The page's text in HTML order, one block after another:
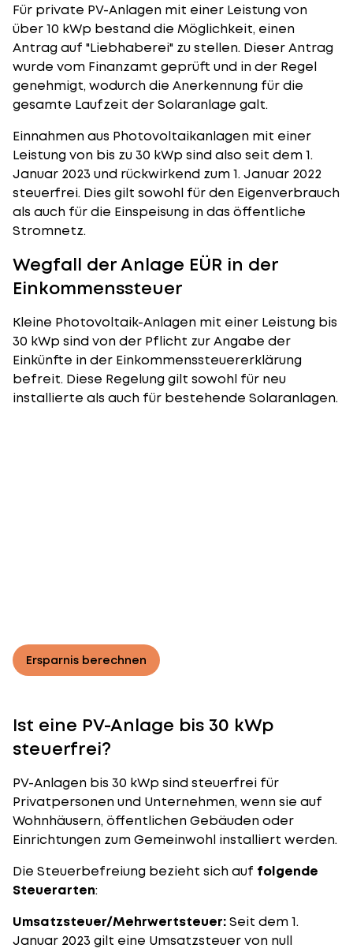
Für private PV-Anlagen mit einer Leistung von
über 10 kWp bestand die Möglichkeit, einen
Antrag auf "Liebhaberei" zu stellen. Dieser Antrag
wurde vom Finanzamt geprüft und in der Regel
genehmigt, wodurch die Anerkennung für die
gesamte Laufzeit der Solaranlage galt.
Einnahmen aus Photovoltaikanlagen mit einer
Leistung von bis zu 30 kWp sind also seit dem 1.
Januar 2023 und rückwirkend zum 1. Januar 2022
steuerfrei. Dies gilt sowohl für den Eigenverbrauch
als auch für die Einspeisung in das öffentliche
Stromnetz.
Wegfall der Anlage EÜR in der
Einkommenssteuer
Kleine Photovoltaik-Anlagen mit einer Leistung bis
30 kWp sind von der Pflicht zur Angabe der
Einkünfte in der Einkommenssteuererklärung
befreit. Diese Regelung gilt sowohl für neu
installierte als auch für bestehende Solaranlagen.
Ersparnis berechnen
Ist eine PV-Anlage bis 30 kWp
steuerfrei?
PV-Anlagen bis 30 kWp sind steuerfrei für
Privatpersonen und Unternehmen, wenn sie auf
Wohnhäusern, öffentlichen Gebäuden oder
Einrichtungen zum Gemeinwohl installiert werden.
Die Steuerbefreiung bezieht sich auf folgende
Steuerarten:
Umsatzsteuer/Mehrwertsteuer:Seit dem 1.
Januar 2023 gilt eine Umsatzsteuer von null